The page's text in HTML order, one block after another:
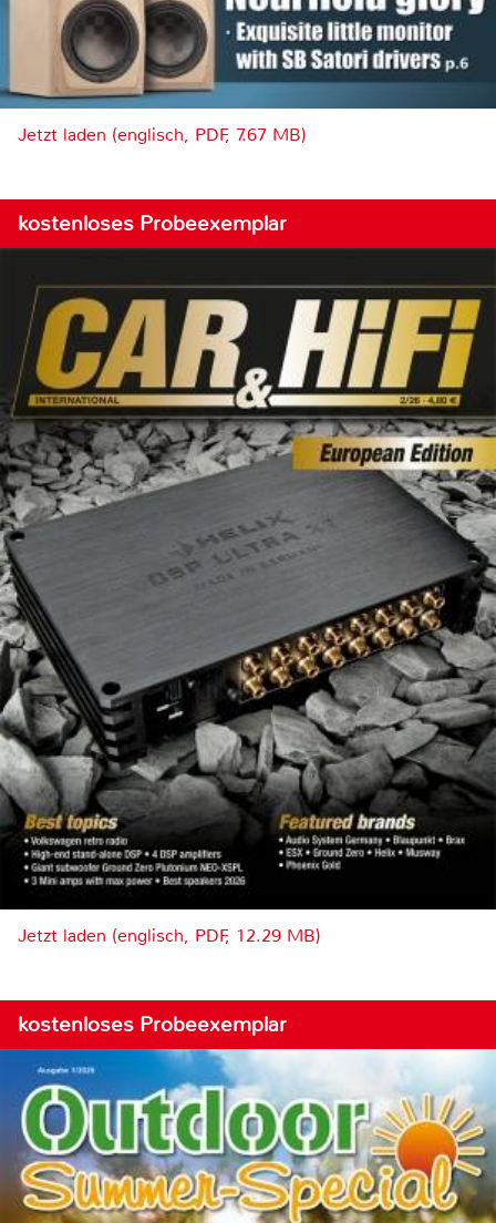
Jetzt laden (englisch, PDF, 7.67 MB)
kostenloses Probeexemplar
Jetzt laden (englisch, PDF, 12.29 MB)
kostenloses Probeexemplar